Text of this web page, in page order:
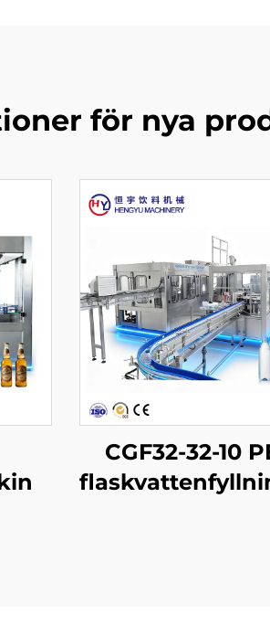
för nya
CGF32-32-10